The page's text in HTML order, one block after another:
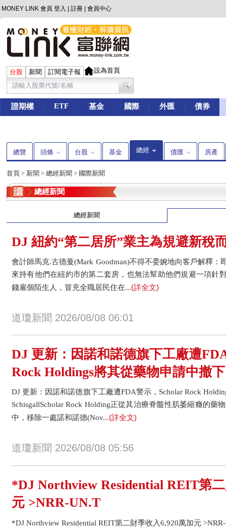
MONEY LINK 會員 登入 註冊 會員中心
台股 新聞 訂閱電子報 設為首頁
證期權 ETF 基金 國際 外匯 債券
總覽 頭條 台股 基金 總經 債匯 房產
首頁 > 新聞 > 總經新聞 > 國際新聞
總經新聞
總經新聞
DJ 紐約“第二居所”業主為規避新稅
會計師馬克.古德曼(Mark Goodman)不得不委婉地向客戶解釋：
來持有他們在紐約市的第二套房，也無法幫助他們規避一項針
錢雇個陌生人，冒充全職居民住在...(詳全文)
道瓊新聞 2026/08/08 06:01
DJ 更新：因諾和諾德旗下工廠遭
Rock Holdings將其從藥物申請中撤下
DJ 更新：因諾和諾德旗下工廠遭FDA警示，Scholar Rock
SchisgallScholar Rock Holding正從其治療脊髓性肌萎縮癥的藥
中，移除一處諾和諾德(Nov...(詳全文)
道瓊新聞 2026/08/08 05:56
*DJ Northview Residential REIT第
元 >NRR-UN.T
*DJ Northview Residential REIT第二財季收入6,920萬加元